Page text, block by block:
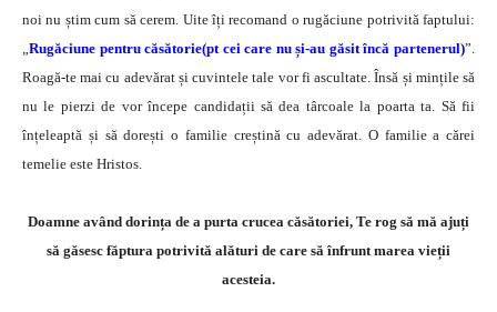
noi nu știm cum să cerem. Uite îți recomand o rugăciune potrivită faptului:
„Rugăciune pentru căsătorie(pt cei care nu și-au găsit încă partenerul)”.
Roagă-te mai cu adevărat și cuvintele tale vor fi ascultate. Însă și mințile să
nu le pierzi de vor începe candidații să dea târcoale la poarta ta. Să fii
înțeleaptă și să dorești o familie creștină cu adevărat. O familie a cărei
temelie este Hristos.
Doamne având dorința de a purta crucea căsătoriei, Te rog să mă ajuți
să găsesc făptura potrivită alături de care să înfrunt marea vieții
acesteia.